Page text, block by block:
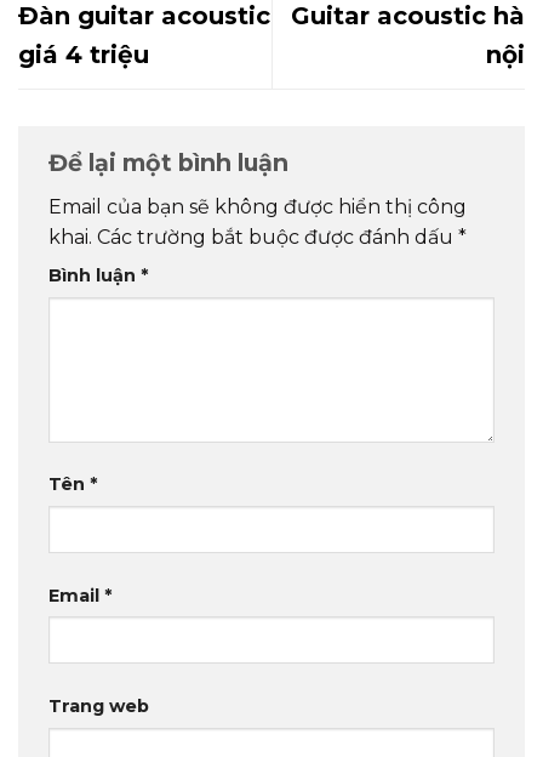
Đàn guitar acoustic
giá 4 triệu
Guitar acoustic hà
nội
Để lại một bình luận
Email của bạn sẽ không được hiển thị công
khai. Các trường bắt buộc được đánh dấu *
Bình luận *
Tên *
Email *
Trang web